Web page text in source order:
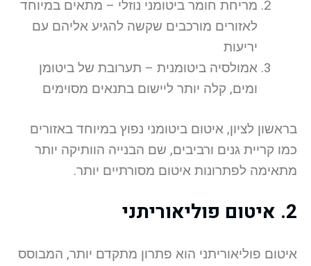
מריחת חומר ביטומני נוזלי – מתאים במיוחד
לאזורים מורכבים שקשה להגיע אליהם עם
יריעות
אמולסיה ביטומנית – תערובת של ביטומן
ומים, קלה יותר ליישום בתנאים מסוימים
בראשון לציון, איטום ביטומני נפוץ במיוחד באזורים
כמו קריית גנים ורביבים, שם הבנייה הוותיקה יותר
מתאימה לפתרונות איטום מסורתיים יותר.
2. איטום פוליאוריתני
איטום פוליאוריתני הוא פתרון מתקדם יותר, המבוסס